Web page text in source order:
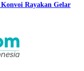
Konvoi Rayakan Gelar